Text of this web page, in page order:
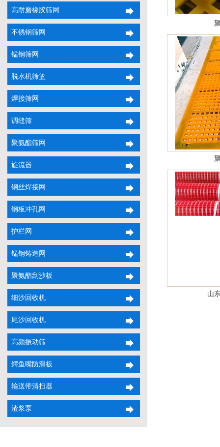
高耐磨橡胶筛网
不锈钢筛网
锰钢筛网
脱水机筛篮
焊接筛网
调缝筛
聚氨酯筛网
旋流器
钢丝焊接网
钢板冲孔网
护栏网
锰钢铸造网
聚氨酯刮沙板
细沙回收机
尾沙回收机
高频振动筛
鳄鱼嘴防滑板
输送带清扫器
渣浆泵
山